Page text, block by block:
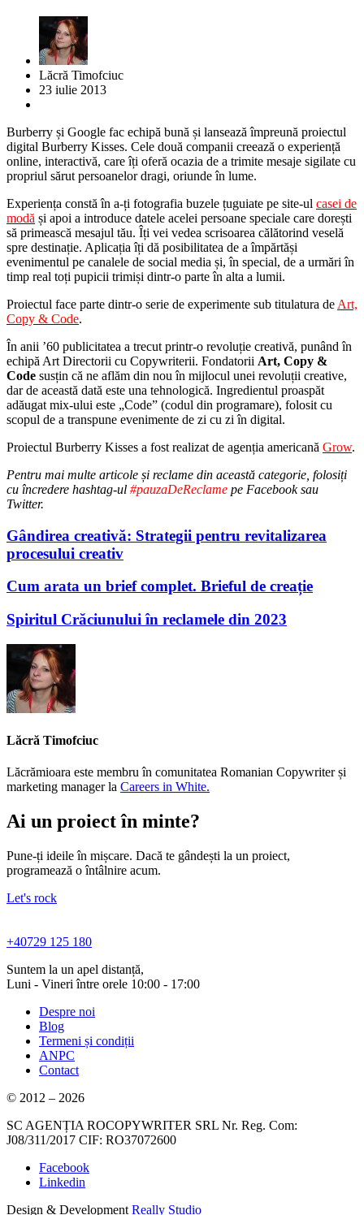
Lăcră Timofciuc
23 iulie 2013
Burberry și Google fac echipă bună și lansează împreună proiectul
digital Burberry Kisses. Cele două companii creează o experiență
online, interactivă, care îți oferă ocazia de a trimite mesaje sigilate cu
propriul sărut persoanelor dragi, oriunde în lume.
Experiența constă în a-ți fotografia buzele țuguiate pe site-ul casei de
modă și apoi a introduce datele acelei persoane speciale care dorești
să primească mesajul tău. Îți vei vedea scrisoarea călătorind veselă
spre destinație. Aplicația îți dă posibilitatea de a împărtăși
evenimentul pe canalele de social media și, în special, de a urmări în
timp real toți pupicii trimiși dintr-o parte în alta a lumii.
Proiectul face parte dintr-o serie de experimente sub titulatura de Art,
Copy & Code.
În anii ’60 publicitatea a trecut printr-o revoluție creativă, punând în
echipă Art Directorii cu Copywriterii. Fondatorii Art, Copy &
Code susțin că ne aflăm din nou în mijlocul unei revoluții creative,
dar de această dată este una tehnologică. Ingredientul proaspăt
adăugat mix-ului este „Code” (codul din programare), folosit cu
scopul de a transpune evenimente de zi cu zi în digital.
Proiectul Burberry Kisses a fost realizat de agenția americană Grow.
Pentru mai multe articole și reclame din această categorie, folosiți
cu încredere hashtag-ul #pauzaDeReclame pe Facebook sau
Twitter.
Gândirea creativă: Strategii pentru revitalizarea
procesului creativ
Cum arata un brief complet. Brieful de creație
Spiritul Crăciunului în reclamele din 2023
Lăcră Timofciuc
Lăcrămioara este membru în comunitatea Romanian Copywriter și
marketing manager la Careers in White.
Ai un proiect în minte?
Pune-ți ideile în mișcare. Dacă te gândești la un proiect,
programează o întâlnire acum.
Let's rock
+40729 125 180
Suntem la un apel distanță,
Luni - Vineri între orele 10:00 - 17:00
Despre noi
Blog
Termeni și condiții
ANPC
Contact
© 2012 – 2026
SC AGENȚIA ROCOPYWRITER SRL Nr. Reg. Com:
J08/311/2017 CIF: RO37072600
Facebook
Linkedin
Design & Development Really Studio